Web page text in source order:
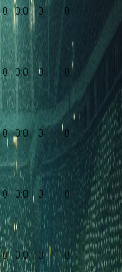
0 0:0 0 0
0 0:0 0 0
0 0:0 0 0
0 0:0 0 0
0 0:0 0 0